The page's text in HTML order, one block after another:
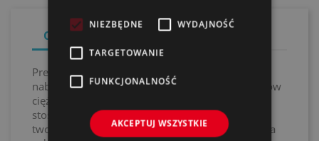
Opis Szczegóły produktu
Preparat do osuszania lakieru z efektem
nabłyszczania przeznaczony do karoserii pojazdów
ciężarowych i autobusów, bez konieczności
stosowania wentylatora osuszającego. Preparat
tworzy hydrofilową powierzchnię, po której woda
NIEZBĘDNE WYDAJNOŚĆ
TARGETOWANIE
FUNKCJONALNOŚĆ
AKCEPTUJ WSZYSTKIE